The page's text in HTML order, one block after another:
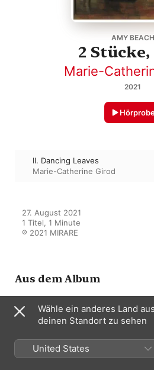
AMY BEACH
2 Stücke,
Marie-
2021
II. Dancing Leaves
Marie-Catherine Girod
27. August 2021
1 Titel, 1 Minute
℗ 2021 MIRARE
Aus dem Album
Regards de
Marie-Catherine
Wähle ein anderes Land
deinen Standort zu sehen
United States